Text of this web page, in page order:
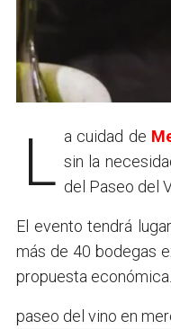
La cuidad de
sin la
del Paseo del
El evento tendrá
más de 40 bodegas
propuesta
paseo del vino en